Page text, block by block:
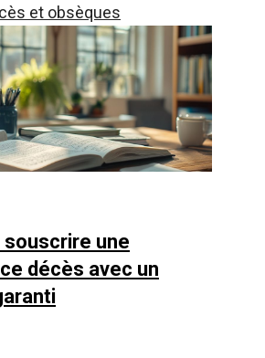
et obsèques
une
décès avec un